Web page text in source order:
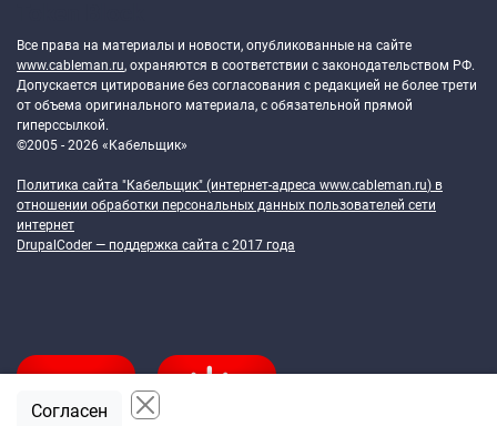
Все права на материалы и новости, опубликованные на сайте
www.cableman.ru, охраняются в соответствии с законодательством РФ.
Допускается цитирование без согласования с редакцией не более трети
от объема оригинального материала, с обязательной прямой
гиперссылкой.
©2005 - 2026 «Кабельщик»
Политика сайта "Кабельщик" (интернет-адреса www.cableman.ru) в
отношении обработки персональных данных пользователей сети
интернет
DrupalCoder — поддержка сайта c 2017 года
Согласен